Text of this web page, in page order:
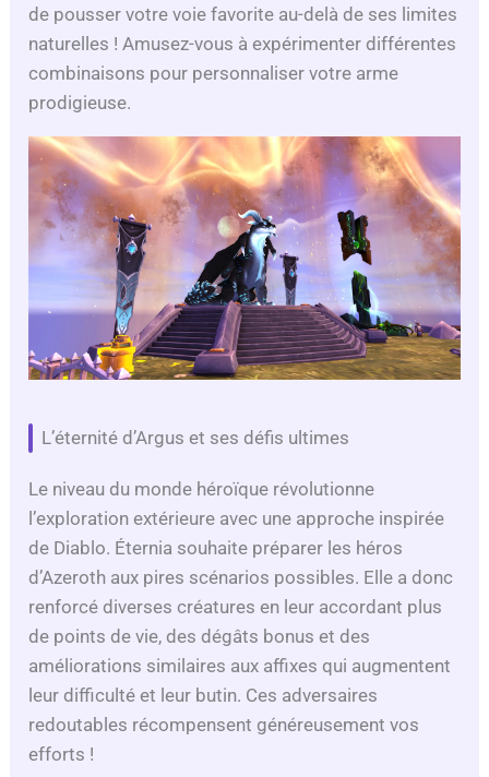
de pousser votre voie favorite au-delà de ses limites
naturelles ! Amusez-vous à expérimenter différentes
combinaisons pour personnaliser votre arme
prodigieuse.
L’éternité d’Argus et ses défis ultimes
Le niveau du monde héroïque révolutionne
l’exploration extérieure avec une approche inspirée
de Diablo. Éternia souhaite préparer les héros
d’Azeroth aux pires scénarios possibles. Elle a donc
renforcé diverses créatures en leur accordant plus
de points de vie, des dégâts bonus et des
améliorations similaires aux affixes qui augmentent
leur difficulté et leur butin. Ces adversaires
redoutables récompensent généreusement vos
efforts !